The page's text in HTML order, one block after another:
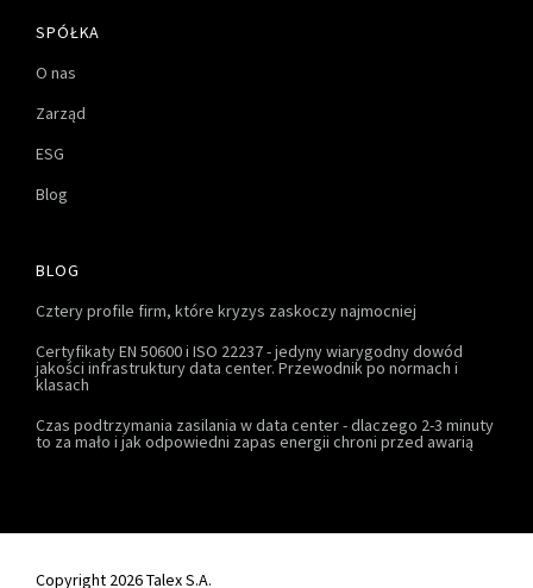
SPÓŁKA
O nas
Zarząd
ESG
Blog
BLOG
Cztery profile firm, które kryzys zaskoczy najmocniej
Certyfikaty EN 50600 i ISO 22237 - jedyny wiarygodny dowód
jakości infrastruktury data center. Przewodnik po normach i
klasach
Czas podtrzymania zasilania w data center - dlaczego 2-3 minuty
to za mało i jak odpowiedni zapas energii chroni przed awarią
Copyright 2026 Talex S.A.